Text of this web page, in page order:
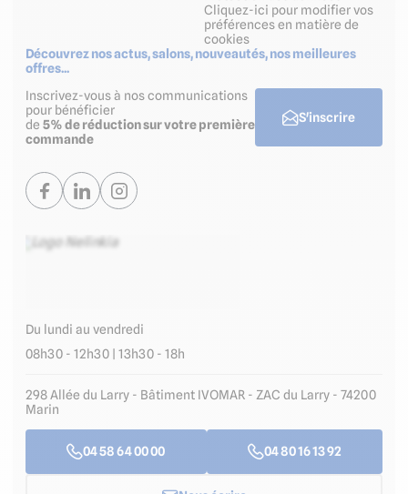
Du lundi au vendredi
08h30 - 12h30 | 13h30 - 18h
298 Allée du Larry - Bâtiment IVOMAR - ZAC du Larry - 74200
Marin
04 58 64 00 00 04 80 16 13 92
Cliquez-ici pour modifier vos
préférences en matière de
cookies
Découvrez nos actus, salons, nouveautés, nos meilleures
offres...
Inscrivez-vous à nos communications
pour bénéficier
de 5% de réduction sur votre première
commande
S'inscrire